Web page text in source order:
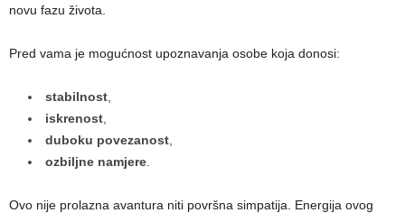
novu fazu života.
Pred vama je mogućnost upoznavanja osobe koja donosi:
stabilnost
iskrenost
duboku povezanost
ozbiljne namjere
Ovo nije prolazna avantura niti površna simpatija. Energija ovog